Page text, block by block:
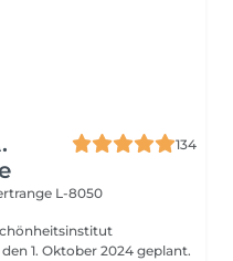
134
L-8050
1. Oktober 2024 geplant.